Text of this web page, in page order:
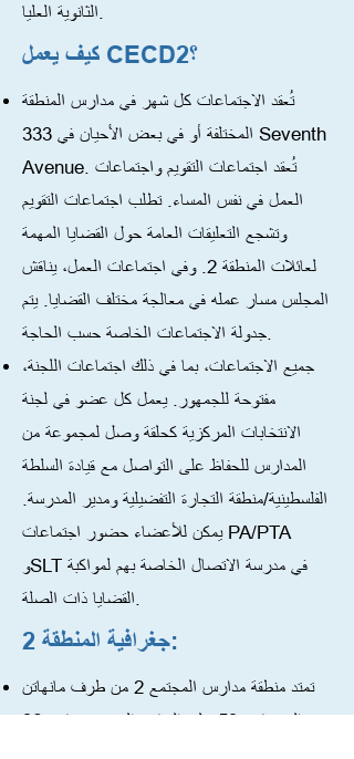
الثانوية العليا.
كيف يعمل CECD2؟
تُعقد الاجتماعات كل شهر في مدارس المنطقة
المختلفة أو في بعض الأحيان في 333 Seventh
Avenue. تُعقد اجتماعات التقويم واجتماعات
العمل في نفس المساء. تطلب اجتماعات التقويم
وتشجع التعليقات العامة حول القضايا المهمة
لعائلات المنطقة 2. وفي اجتماعات العمل، يناقش
المجلس مسار عمله في معالجة مختلف القضايا. يتم
جدولة الاجتماعات الخاصة حسب الحاجة.
جميع الاجتماعات، بما في ذلك اجتماعات اللجنة،
مفتوحة للجمهور. يعمل كل عضو في لجنة
الانتخابات المركزية كحلقة وصل لمجموعة من
المدارس للحفاظ على التواصل مع قيادة السلطة
الفلسطينية/منطقة التجارة التفضيلية ومدير المدرسة.
يمكن للأعضاء حضور اجتماعات PA/PTA
وSLT في مدرسة الاتصال الخاصة بهم لمواكبة
القضايا ذات الصلة.
جغرافية المنطقة 2:
تمتد منطقة مدارس المجتمع 2 من طرف مانهاتن
إلى شارع 59 على الجانب الغربي وشارع 96